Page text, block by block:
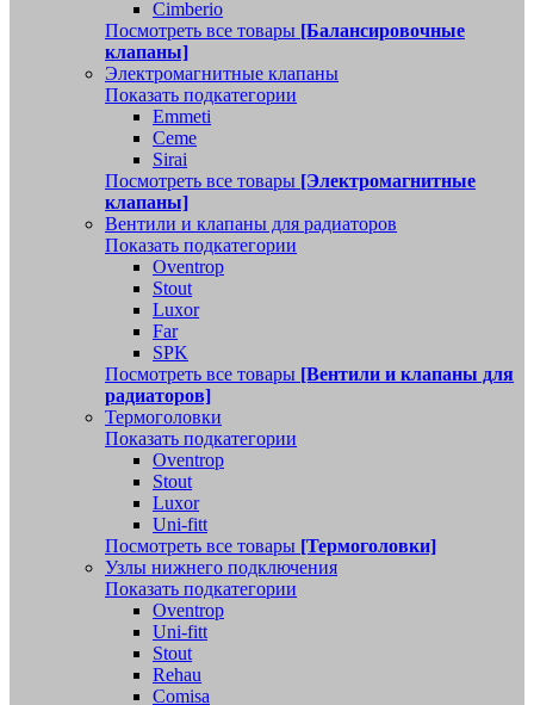
Cimberio
Посмотреть все товары [Балансировочные
клапаны]
Электромагнитные клапаны
Показать подкатегории
Emmeti
Ceme
Sirai
Посмотреть все товары [Электромагнитные
клапаны]
Вентили и клапаны для радиаторов
Показать подкатегории
Oventrop
Stout
Luxor
Far
SPK
Посмотреть все товары [Вентили и клапаны для
радиаторов]
Термоголовки
Показать подкатегории
Oventrop
Stout
Luxor
Uni-fitt
Посмотреть все товары [Термоголовки]
Узлы нижнего подключения
Показать подкатегории
Oventrop
Uni-fitt
Stout
Rehau
Comisa